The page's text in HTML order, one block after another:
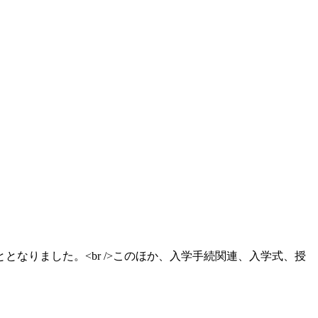
なりました。<br />このほか、入学手続関連、入学式、授